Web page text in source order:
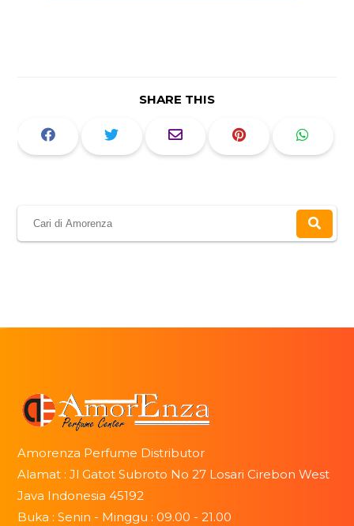
SHARE THIS
Amorenza Perfume Distributor
Alamat : Jl Gatot Subroto No 27 Losari Cirebon West
Java Indonesia 45192
Buka : Senin - Minggu : 09.00 - 21.00